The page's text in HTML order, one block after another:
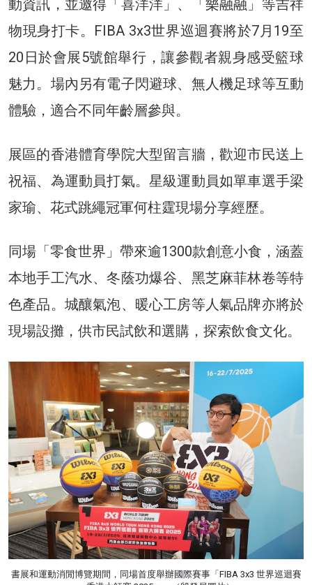
動資訊，並邀得「喜洋洋」、「樂融融」等吉祥
物現身打卡。FIBA 3x3世界巡迴賽將於7月19至
20日於會展5號館舉行，讓參觀者親身感受籃球
魅力。場內另有電子閃避球、無人機足球等互動
體驗，適合不同年齡層參與。
展區的香港體育學院大型留言牆，歡迎市民送上
祝福、為運動員打氣。星級運動員如單車選手梁
家瑜、花式跳繩冠軍何柱霆現場分享經歷。
同場「零食世界」帶來逾1300款創意小食，涵蓋
本地手工汽水、冬蔭功爆谷、黑芝麻菲林卷等特
色產品。城釀氣泡、暖心工房等人氣品牌亦將於
現場設攤，供市民試飲和選購，探索飲食文化。
書展和運動消閒博覽期間，同場首度舉辦國際賽事「FIBA 3x3 世界巡迴賽